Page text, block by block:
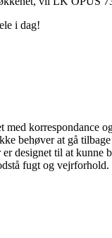
i dag!
korrespondance
behøver at gå
designet til at kunne
fugt og